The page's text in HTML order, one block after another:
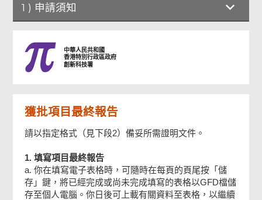
1 ) 申請須知
申請須知
甲部：項目詳情
乙部：項目資料
丙部：項目成果及效益摘要
中華人民共和國
香港特別行政區政府
創新科技署
獲批項目最終報告
請以指定格式（見下段2）備妥所需證明文件。
1. 填寫項目最終報告
a. 你在填寫電子表格時，可隨時在每頁的頁尾按「儲
存」鍵，將已經完成或尚未完成填寫的表格以GFD檔儲
存至個人電腦。你日後可上載有關資料至表格，以繼續